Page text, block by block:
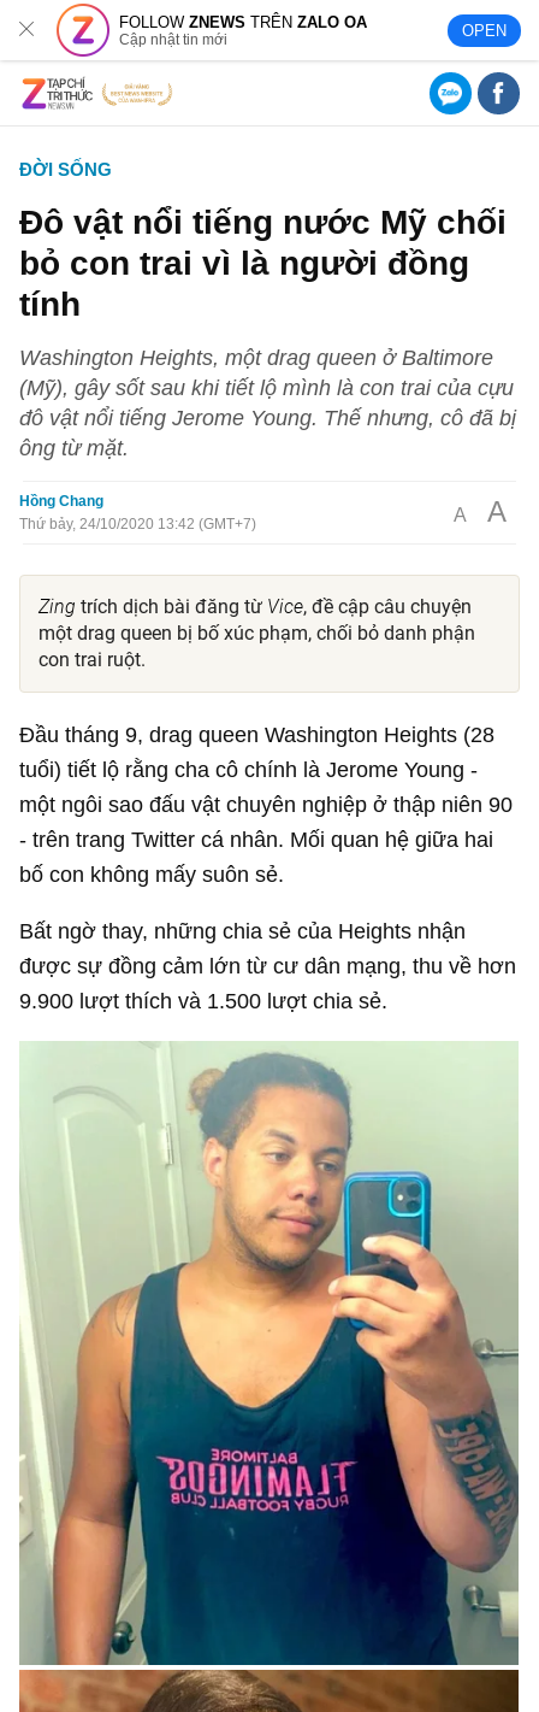
FOLLOWZNEWS TRÊNZALO OA
Cập nhật tin mới OPEN
ĐỜI SỐNG
Đô vật nổi tiếng nước Mỹ chối
bỏ con trai vì là người đồng
tính
Washington Heights, một drag queen ở Baltimore
(Mỹ), gây sốt sau khi tiết lộ mình là con trai của cựu
đô vật nổi tiếng Jerome Young. Thế nhưng, cô đã bị
ông từ mặt.
Hồng Chang
Thứ bảy, 24/10/2020 13:42 (GMT+7)
A A
Zingtrích dịch bài đăng từ Vice, đề cập câu chuyện
một drag queen bị bố xúc phạm, chối bỏ danh phận
con trai ruột.
Đầu tháng 9, drag queen Washington Heights (28
tuổi) tiết lộ rằng cha cô chính là Jerome Young -
một ngôi sao đấu vật chuyên nghiệp ở thập niên 90
- trên trang Twitter cá nhân. Mối quan hệ giữa hai
bố con không mấy suôn sẻ.
Bất ngờ thay, những chia sẻ của Heights nhận
được sự đồng cảm lớn từ cư dân mạng, thu về hơn
9.900 lượt thích và 1.500 lượt chia sẻ.